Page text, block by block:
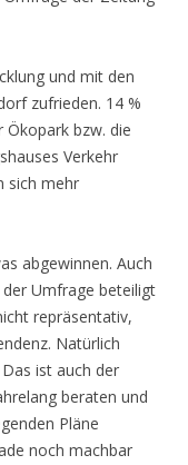
und mit den
zufrieden. 14 %
bzw. die
Verkehr
sich mehr
abgewinnen. Auch
Umfrage beteiligt
repräsentativ,
Natürlich
ist auch der
beraten und
Pläne
noch machbar